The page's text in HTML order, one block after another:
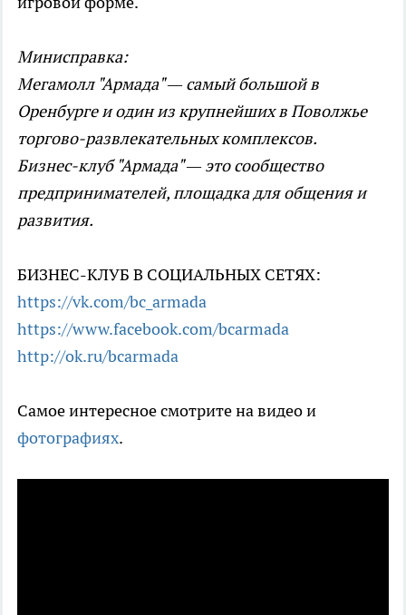
Минисправка:
Мегамолл "Армада" — самый большой в
Оренбурге и один из крупнейших в Поволжье
торгово-развлекательных комплексов.
Бизнес-клуб "Армада" — это сообщество
предпринимателей, площадка для общения и
развития.
БИЗНЕС-КЛУБ В СОЦИАЛЬНЫХ СЕТЯХ:
https://vk.com/bc_armada
https://www.facebook.com/bcarmada
http://ok.ru/bcarmada
Самое интересное смотрите на видео и
фотографиях.